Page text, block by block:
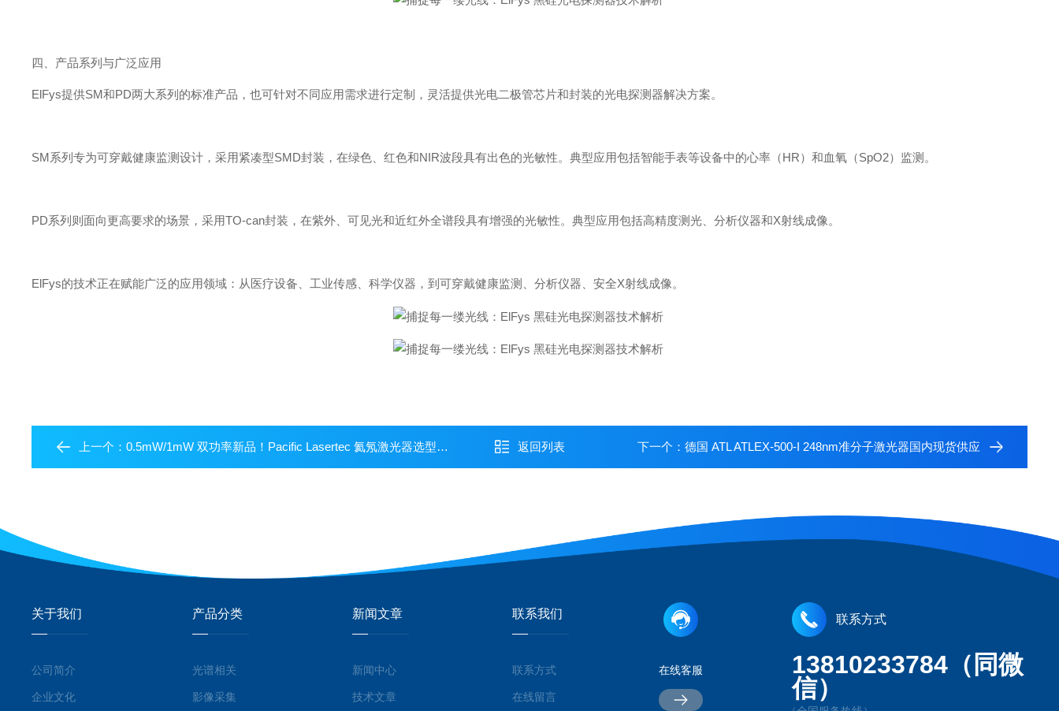
四、产品系列与广泛应用
ElFys提供SM和PD两大系列的标准产品，也可针对不同应用需求进行定制，灵活提供光电二极管芯片和封装的光电探测器解决方案。
SM系列专为可穿戴健康监测设计，采用紧凑型SMD封装，在绿色、红色和NIR波段具有出色的光敏性。典型应用包括智能手表等设备中的心率 （HR）和血氧 （SpO2）监测。
PD系列则面向更高要求的场景，采用TO-can封装，在紫外、可见光和近红外全谱段具有增强的光敏性。典型应用包括高精度测光、分析仪器和X射线成像。
ElFys的技术正在赋能广泛的应用领域：从医疗设备、工业传感、科学仪器，到可穿戴健康监测、分析仪器、安全X射线成像。
上一个：0.5mW/1mW 双功率新品！Pacific Lasertec 氦氖激光器选型指南 返回列表 下一个： 德国 ATL ATLEX-500-I 248nm准分子激光器国内现货供应
关于我们
公司简介
企业文化
产品分类
光谱相关
影像采集
新闻文章
新闻中心
技术文章
联系我们
联系方式
在线留言
在线客服
联系方式
13810233784（同微
信）